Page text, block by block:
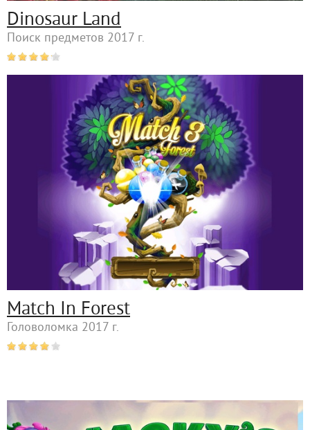
Dinosaur Land
Поиск предметов 2017 г.
Match In Forest
Головоломка 2017 г.